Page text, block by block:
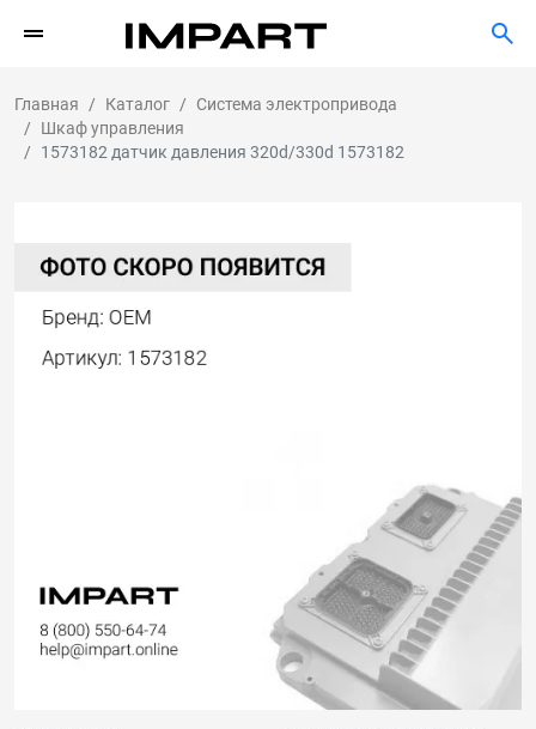
Главная Каталог
Система электропривода
Шкаф управления
1573182 датчик давления 320d/330d 1573182